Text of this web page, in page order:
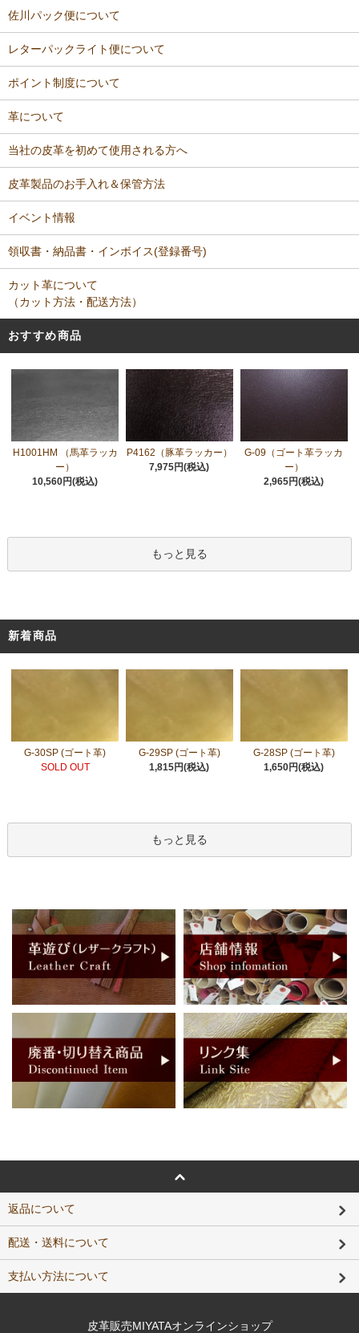
佐川パック便について
レターパックライト便について
ポイント制度について
革について
当社の皮革を初めて使用される方へ
皮革製品のお手入れ＆保管方法
イベント情報
領収書・納品書・インボイス(登録番号)
カット革について
（カット方法・配送方法）
おすすめ商品
H1001HM （馬革ラッカ
ー）
10,560円(税込)
P4162（豚革ラッカー）
7,975円(税込)
G-09（ゴート革ラッカ
ー）
2,965円(税込)
もっと見る
新着商品
G-30SP (ゴート革)
SOLD OUT
G-29SP (ゴート革)
1,815円(税込)
G-28SP (ゴート革)
1,650円(税込)
もっと見る
返品について
配送・送料について
支払い方法について
皮革販売MIYATAオンラインショップ